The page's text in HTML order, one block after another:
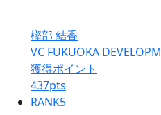
樫部 結香
VC FUKUOKA
獲得ポイント
437pts
RANK5